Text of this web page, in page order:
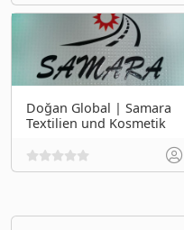
Doğan Global | Samara
Textilien und Kosmetik